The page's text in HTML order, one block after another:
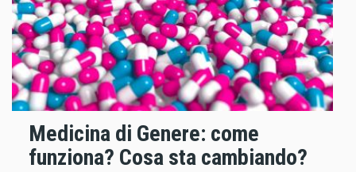
Medicina di Genere: come
funziona? Cosa sta cambiando?